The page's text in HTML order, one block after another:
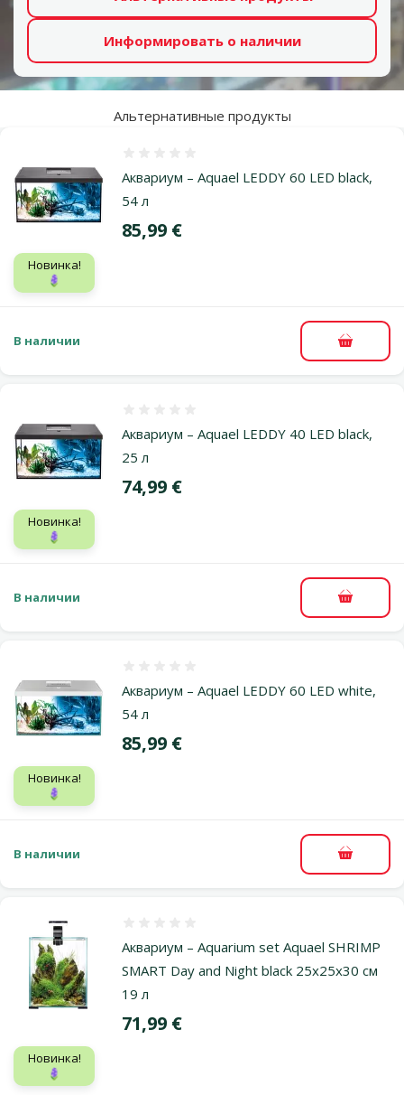
Информировать о наличии
Альтернативные продукты
Аквариум – Aquael LEDDY 60 LED black,
54 л
Цена
85,99 €
Новинка!
🪻
В наличии В
Аквариум – Aquael LEDDY 40 LED black,
25 л
Цена
74,99 €
Новинка!
🪻
В наличии В
Аквариум – Aquael LEDDY 60 LED white,
54 л
Цена
85,99 €
Новинка!
🪻
В наличии В
Аквариум – Aquarium set Aquael SHRIMP
SMART Day and Night black 25x25x30 см
19 л
Цена
71,99 €
Новинка!
🪻